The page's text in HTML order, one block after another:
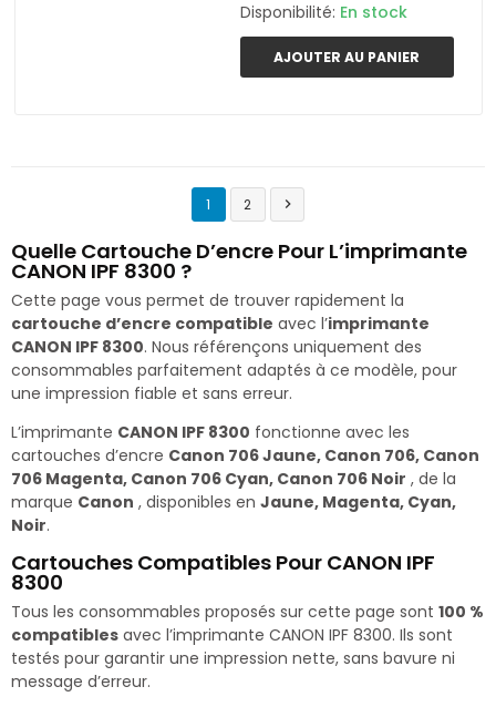
Disponibilité: En stock
AJOUTER AU PANIER
1 2 
Quelle Cartouche D’encre Pour L’imprimante
CANON IPF 8300 ?
Cette page vous permet de trouver rapidement la
cartouche d’encre compatible avec l’imprimante
CANON IPF 8300. Nous référençons uniquement des
consommables parfaitement adaptés à ce modèle, pour
une impression fiable et sans erreur.
L’imprimante CANON IPF 8300 fonctionne avec les
cartouches d’encre Canon 706 Jaune, Canon 706, Canon
706 Magenta, Canon 706 Cyan, Canon 706 Noir , de la
marque Canon , disponibles en Jaune, Magenta, Cyan,
Noir.
Cartouches Compatibles Pour CANON IPF
8300
Tous les consommables proposés sur cette page sont 100 %
compatibles avec l’imprimante CANON IPF 8300. Ils sont
testés pour garantir une impression nette, sans bavure ni
message d’erreur.